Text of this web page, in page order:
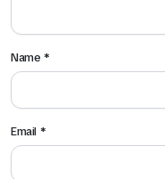
Name*
Email *